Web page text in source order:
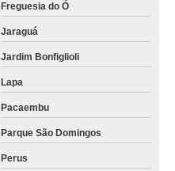
Freguesia do Ó
Jaraguá
Jardim Bonfiglioli
Lapa
Pacaembu
Parque São Domingos
Perus